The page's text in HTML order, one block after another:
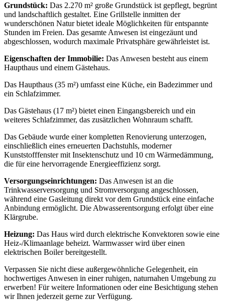
Grundstück: Das 2.270 m² große Grundstück ist gepflegt, begrünt
und landschaftlich gestaltet. Eine Grillstelle inmitten der
wunderschönen Natur bietet ideale Möglichkeiten für entspannte
Stunden im Freien. Das gesamte Anwesen ist eingezäunt und
abgeschlossen, wodurch maximale Privatsphäre gewährleistet ist.
Eigenschaften der Immobilie: Das Anwesen besteht aus einem
Haupthaus und einem Gästehaus.
Das Haupthaus (35 m²) umfasst eine Küche, ein Badezimmer und
ein Schlafzimmer.
Das Gästehaus (17 m²) bietet einen Eingangsbereich und ein
weiteres Schlafzimmer, das zusätzlichen Wohnraum schafft.
Das Gebäude wurde einer kompletten Renovierung unterzogen,
einschließlich eines erneuerten Dachstuhls, moderner
Kunststofffenster mit Insektenschutz und 10 cm Wärmedämmung,
die für eine hervorragende Energieeffizienz sorgt.
Versorgungseinrichtungen: Das Anwesen ist an die
Trinkwasserversorgung und Stromversorgung angeschlossen,
während eine Gasleitung direkt vor dem Grundstück eine einfache
Anbindung ermöglicht. Die Abwasserentsorgung erfolgt über eine
Klärgrube.
Heizung: Das Haus wird durch elektrische Konvektoren sowie eine
Heiz-/Klimaanlage beheizt. Warmwasser wird über einen
elektrischen Boiler bereitgestellt.
Verpassen Sie nicht diese außergewöhnliche Gelegenheit, ein
hochwertiges Anwesen in einer ruhigen, naturnahen Umgebung zu
erwerben! Für weitere Informationen oder eine Besichtigung stehen
wir Ihnen jederzeit gerne zur Verfügung.